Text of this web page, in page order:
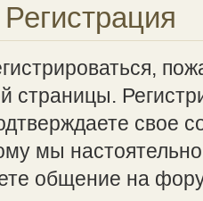
страницы.
свое
мы
общение на